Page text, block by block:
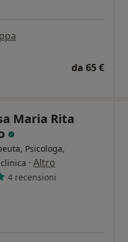
da 65 €
Maria Rita
Psicologa,
· Altro
4 recensioni